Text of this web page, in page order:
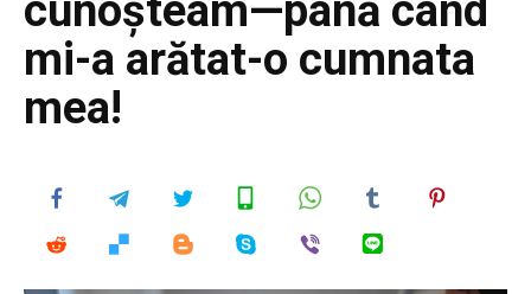
cunoșteam—până când
mi-a arătat-o cumnata
mea!